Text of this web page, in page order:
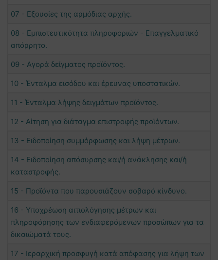
07 - Εξουσίες της αρμόδιας αρχής.
08 - Εμπιστευτικότητα πληροφοριών - Επαγγελματικό
απόρρητο.
09 - Αγορά δείγματος προϊόντος.
10 - Ένταλμα εισόδου και έρευνας υποστατικών.
11 - Ένταλμα λήψης δειγμάτων προϊόντος.
12 - Αίτηση για διάταγμα επιστροφής προϊόντων.
13 - Ειδοποίηση συμμόρφωσης και λήψη μέτρων.
14 - Ειδοποίηση απόσυρσης και/ή ανάκλησης και/ή
καταστροφής.
15 - Προϊόντα που παρουσιάζουν σοβαρό κίνδυνο.
16 - Υποχρέωση αιτιολόγησης μέτρων και
πληροφόρησης των ενδιαφερόμενων προσώπων για τα
δικαιώματά τους.
17 - Ιεραρχική προσφυγή κατά απόφασης για λήψη των